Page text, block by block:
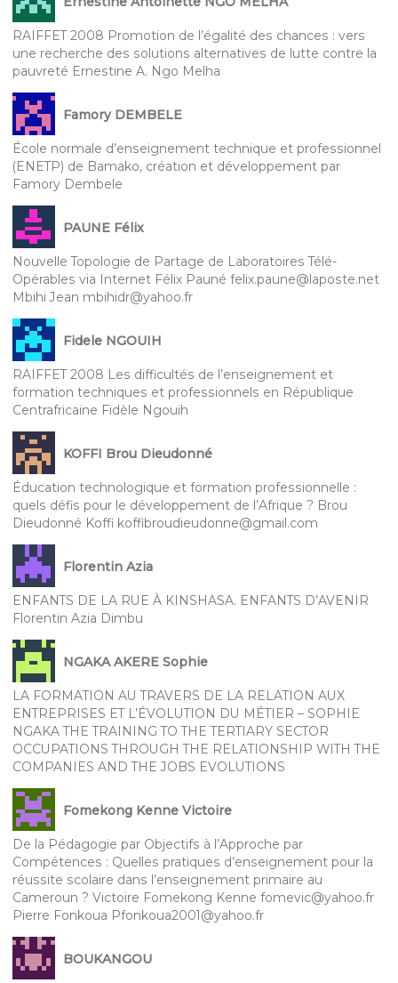
RAIFFET 2008 Promotion de l’égalité des chances : vers
une recherche des solutions alternatives de lutte contre la
pauvreté Ernestine A. Ngo Melha
Famory DEMBELE
École normale d’enseignement technique et professionnel
(ENETP) de Bamako, création et développement par
Famory Dembele
PAUNE Félix
Nouvelle Topologie de Partage de Laboratoires Télé-
Opérables via Internet Félix Pauné felix.paune@laposte.net
Mbihi Jean mbihidr@yahoo.fr
Fidele NGOUIH
RAIFFET 2008 Les difficultés de l’enseignement et
formation techniques et professionnels en République
Centrafricaine Fidèle Ngouih
KOFFI Brou Dieudonné
Éducation technologique et formation professionnelle :
quels défis pour le développement de l’Afrique ? Brou
Dieudonné Koffi koffibroudieudonne@gmail.com
Florentin Azia
ENFANTS DE LA RUE À KINSHASA. ENFANTS D’AVENIR
Florentin Azia Dimbu
NGAKA AKERE Sophie
LA FORMATION AU TRAVERS DE LA RELATION AUX
ENTREPRISES ET L’ÉVOLUTION DU MÉTIER – SOPHIE
NGAKA THE TRAINING TO THE TERTIARY SECTOR
OCCUPATIONS THROUGH THE RELATIONSHIP WITH THE
COMPANIES AND THE JOBS EVOLUTIONS
Fomekong Kenne Victoire
De la Pédagogie par Objectifs à l’Approche par
Compétences : Quelles pratiques d’enseignement pour la
réussite scolaire dans l’enseignement primaire au
Cameroun ? Victoire Fomekong Kenne fomevic@yahoo.fr
Pierre Fonkoua Pfonkoua2001@yahoo.fr
BOUKANGOU